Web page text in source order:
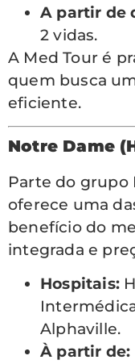
A partir de
2 vidas.
A Med Tour é
quem busca
eficiente.
Notre Dame
Parte do grupo
oferece uma
benefício do
integrada e
Hospitais:
Alphaville.
À partir de: